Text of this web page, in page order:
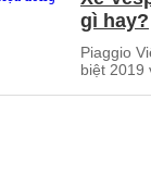
gì hay?
Piaggio
biệt 2019